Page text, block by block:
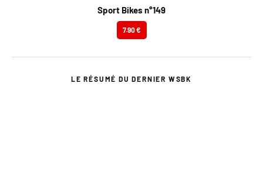
Sport Bikes n°149
7.90 €
LE RÉSUMÉ DU DERNIER WSBK